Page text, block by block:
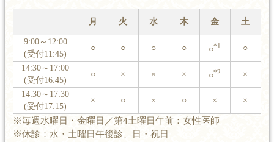
月 火 水 木 金 土
9:00～12:00
(受付11:45)
○ ○ ○ ○ ○*1 ○
14:30～17:00
(受付16:45)
○ × × × ○*2 ×
14:30～17:30
(受付17:15)
× ○ × ○ × ×
※毎週水曜日・金曜日／第4土曜日午前：女性医師
※休診：水・土曜日午後診、日・祝日